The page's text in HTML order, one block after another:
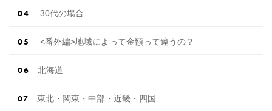
30代の場合
<番外編>地域によって金額って違うの？
北海道
東北・関東・中部・近畿・四国